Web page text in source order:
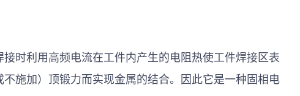
时利用高频电流在工件内产生的电阻热使工件焊接区表
施加）顶锻力而实现金属的结合。因此它是一种固相电